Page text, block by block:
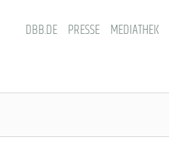
DBB.DE PRESSE MEDIATHEK